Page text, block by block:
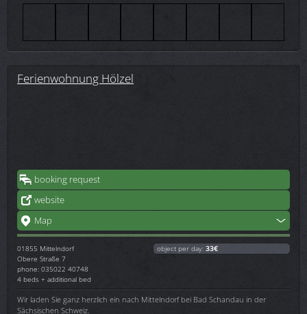
Ferienwohnung Hölzel
booking request
website
Map
01855 Mittelndorf
Obere Straße 7
phone: 035022 40748
4 beds + additional bed
object per day: 33€
Wir laden Sie ganz herzlich ein nach Mittelndorf bei Bad Schandau in der
Sächsischen Schweiz.